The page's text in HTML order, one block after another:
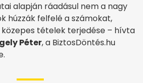
alapján ráadásul nem a nagy
húzzák felfelé a számokat,
tételek terjedése – hívta
Péter, a BiztosDöntés.hu